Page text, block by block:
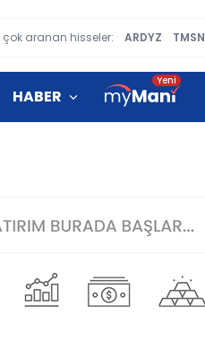
çok aranan hisseler: ARDYZ TMSN
HABER